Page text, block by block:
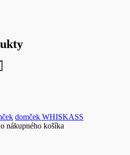
domček WHISKASS
nákupného košíka